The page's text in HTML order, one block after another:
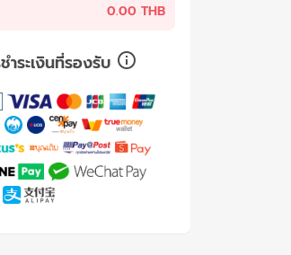
0.00 THB
ำระเงินที่รองรับ